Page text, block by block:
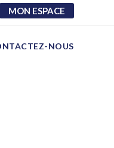
MON ESPACE
NOUS